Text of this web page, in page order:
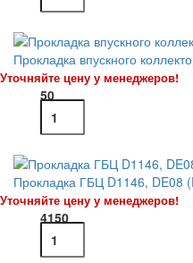
Прокладка впускного
Уточняйте цену у менеджеров!
50
Прокладка ГБЦ D1146, DE08
Уточняйте цену у менеджеров!
4150